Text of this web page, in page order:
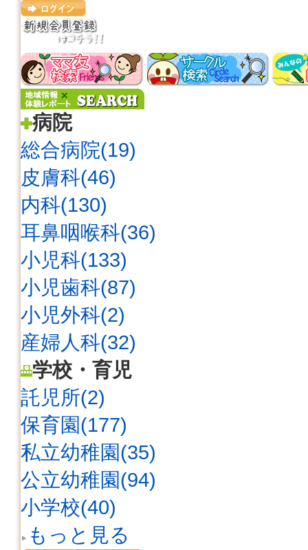
病院
総合病院(19)
皮膚科(46)
内科(130)
耳鼻咽喉科(36)
小児科(133)
小児歯科(87)
小児外科(2)
産婦人科(32)
学校・育児
託児所(2)
保育園(177)
私立幼稚園(35)
公立幼稚園(94)
小学校(40)
もっと見る